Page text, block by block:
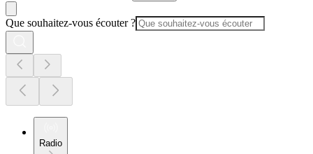
Que souhaitez-vous écouter ?
Radio